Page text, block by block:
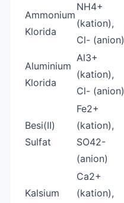
Ammonium
Klorida
NH4+
(kation),
Cl- (anion)
Aluminium
Klorida
Al3+
(kation),
Cl- (anion)
Besi(II)
Sulfat
Fe2+
(kation),
SO42-
(anion)
Kalsium
Ca2+
(kation),